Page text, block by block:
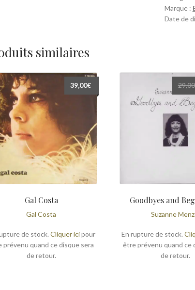
Marque :
Date de
similaires
Gal Costa
Gal Costa
39,00€
de stock.Cliquer icipour
prévenu quand ce disque sera
de retour.
Goodbyes and
Suzanne
29,00
En rupture de stock.
être prévenu quand ce
de retour.